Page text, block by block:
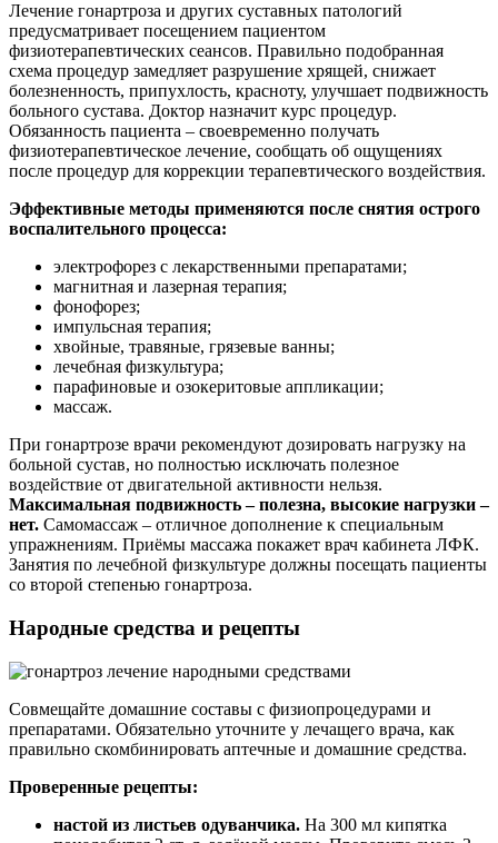
Лечение гонартроза и других суставных патологий
предусматривает посещением пациентом
физиотерапевтических сеансов. Правильно подобранная
схема процедур замедляет разрушение хрящей, снижает
болезненность, припухлость, красноту, улучшает подвижность
больного сустава. Доктор назначит курс процедур.
Обязанность пациента – своевременно получать
физиотерапевтическое лечение, сообщать об ощущениях
после процедур для коррекции терапевтического воздействия.
Эффективные методы применяются после снятия острого
воспалительного процесса:
электрофорез с лекарственными препаратами;
магнитная и лазерная терапия;
фонофорез;
импульсная терапия;
хвойные, травяные, грязевые ванны;
лечебная физкультура;
парафиновые и озокеритовые аппликации;
массаж.
При гонартрозе врачи рекомендуют дозировать нагрузку на
больной сустав, но полностью исключать полезное
воздействие от двигательной активности нельзя.
Максимальная подвижность – полезна, высокие нагрузки –
нет. Самомассаж – отличное дополнение к специальным
упражнениям. Приёмы массажа покажет врач кабинета ЛФК.
Занятия по лечебной физкультуре должны посещать пациенты
со второй степенью гонартроза.
Народные средства и рецепты
Совмещайте домашние составы с физиопроцедурами и
препаратами. Обязательно уточните у лечащего врача, как
правильно скомбинировать аптечные и домашние средства.
Проверенные рецепты:
настой из листьев одуванчика. На 300 мл кипятка